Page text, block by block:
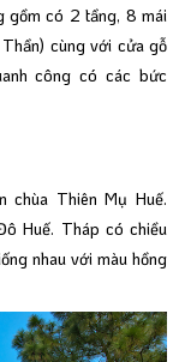
gồm có 2 tầng, 8 mái
cùng với cửa gỗ
công có các bức
Thiên Mụ Huế.
Huế. Tháp có chiều
nhau với màu hồng